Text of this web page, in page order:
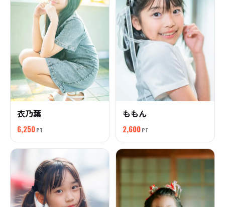
衣乃葉
6,250 PT
ももん
2,600 PT